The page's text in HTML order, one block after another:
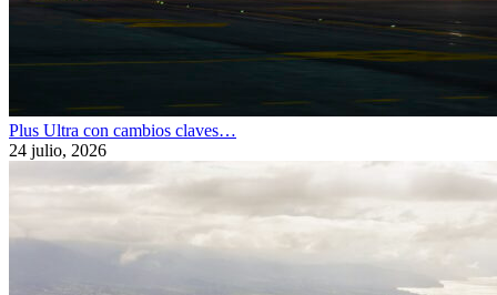
Plus Ultra con cambios claves…
24 julio, 2026